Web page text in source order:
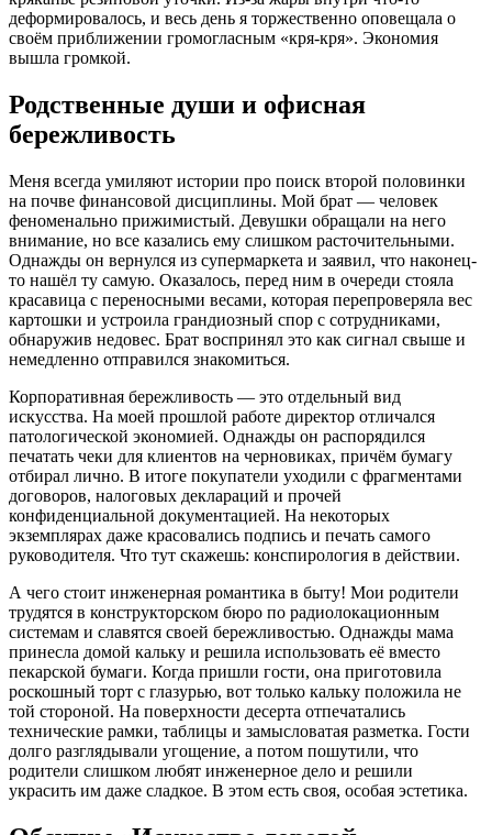
деформировалось, и весь день я торжественно оповещала о
своём приближении громогласным «кря-кря». Экономия
вышла громкой.
Родственные души и офисная
бережливость
Меня всегда умиляют истории про поиск второй половинки
на почве финансовой дисциплины. Мой брат — человек
феноменально прижимистый. Девушки обращали на него
внимание, но все казались ему слишком расточительными.
Однажды он вернулся из супермаркета и заявил, что наконец-
то нашёл ту самую. Оказалось, перед ним в очереди стояла
красавица с переносными весами, которая перепроверяла вес
картошки и устроила грандиозный спор с сотрудниками,
обнаружив недовес. Брат воспринял это как сигнал свыше и
немедленно отправился знакомиться.
Корпоративная бережливость — это отдельный вид
искусства. На моей прошлой работе директор отличался
патологической экономией. Однажды он распорядился
печатать чеки для клиентов на черновиках, причём бумагу
отбирал лично. В итоге покупатели уходили с фрагментами
договоров, налоговых деклараций и прочей
конфиденциальной документацией. На некоторых
экземплярах даже красовались подпись и печать самого
руководителя. Что тут скажешь: конспирология в действии.
А чего стоит инженерная романтика в быту! Мои родители
трудятся в конструкторском бюро по радиолокационным
системам и славятся своей бережливостью. Однажды мама
принесла домой кальку и решила использовать её вместо
пекарской бумаги. Когда пришли гости, она приготовила
роскошный торт с глазурью, вот только кальку положила не
той стороной. На поверхности десерта отпечатались
технические рамки, таблицы и замысловатая разметка. Гости
долго разглядывали угощение, а потом пошутили, что
родители слишком любят инженерное дело и решили
украсить им даже сладкое. В этом есть своя, особая эстетика.